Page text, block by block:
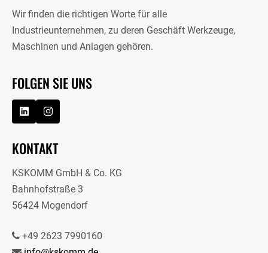
Wir finden die richtigen Worte für alle
Industrieunternehmen, zu deren Geschäft Werkzeuge,
Maschinen und Anlagen gehören.
FOLGEN SIE UNS
KONTAKT
KSKOMM GmbH & Co. KG
Bahnhofstraße 3
56424 Mogendorf
+49 2623 7990160